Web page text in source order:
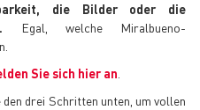
die Bilder oder die
Egal, welche Miralbueno-
Sie sich hier an
drei Schritten unten, um vollen